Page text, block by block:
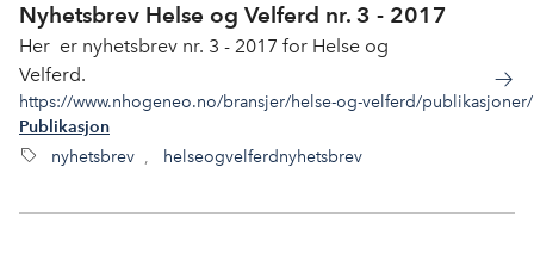
Nyhetsbrev Helse og Velferd nr. 3 - 2017
Her er nyhetsbrev nr. 3 - 2017 for Helse og
Velferd.
https://www.nhogeneo.no/bransjer/helse-og-velferd/
Publikasjon
nyhetsbrev , helseogvelferdnyhetsbrev